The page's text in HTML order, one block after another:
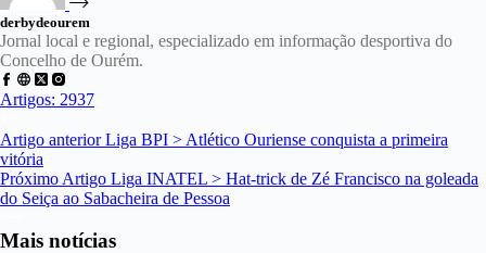
derbydeourem
Jornal local e regional, especializado em informação desportiva do
Concelho de Ourém.
Artigos: 2937
Artigo anteriorLiga BPI > Atlético Ouriense conquista a primeira
vitória
Próximo Artigo Liga INATEL > Hat-trick de Zé Francisco na goleada
do Seiça ao Sabacheira de Pessoa
Mais notícias